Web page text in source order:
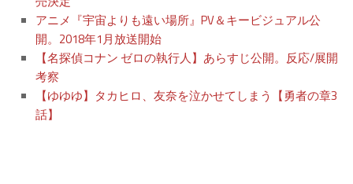
アニメ『宇宙よりも遠い場所』PV＆キービジュアル公
開。2018年1月放送開始
【名探偵コナン ゼロの執行人】あらすじ公開。反応/展開
考察
【ゆゆゆ】タカヒロ、友奈を泣かせてしまう【勇者の章3
話】